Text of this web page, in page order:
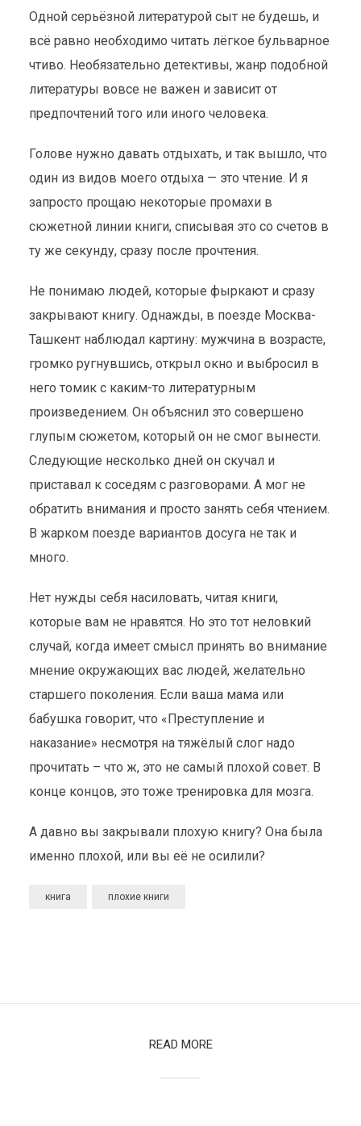
Одной серьёзной литературой сыт не будешь, и
всё равно необходимо читать лёгкое бульварное
чтиво. Необязательно детективы, жанр подобной
литературы вовсе не важен и зависит от
предпочтений того или иного человека.
Голове нужно давать отдыхать, и так вышло, что
один из видов моего отдыха — это чтение. И я
запросто прощаю некоторые промахи в
сюжетной линии книги, списывая это со счетов в
ту же секунду, сразу после прочтения.
Не понимаю людей, которые фыркают и сразу
закрывают книгу. Однажды, в поезде Москва-
Ташкент наблюдал картину: мужчина в возрасте,
громко ругнувшись, открыл окно и выбросил в
него томик с каким-то литературным
произведением. Он объяснил это совершено
глупым сюжетом, который он не смог вынести.
Следующие несколько дней он скучал и
приставал к соседям с разговорами. А мог не
обратить внимания и просто занять себя чтением.
В жарком поезде вариантов досуга не так и
много.
Нет нужды себя насиловать, читая книги,
которые вам не нравятся. Но это тот неловкий
случай, когда имеет смысл принять во внимание
мнение окружающих вас людей, желательно
старшего поколения. Если ваша мама или
бабушка говорит, что «Преступление и
наказание» несмотря на тяжёлый слог надо
прочитать – что ж, это не самый плохой совет. В
конце концов, это тоже тренировка для мозга.
А давно вы закрывали плохую книгу? Она была
именно плохой, или вы её не осилили?
книга плохие книги
READ MORE